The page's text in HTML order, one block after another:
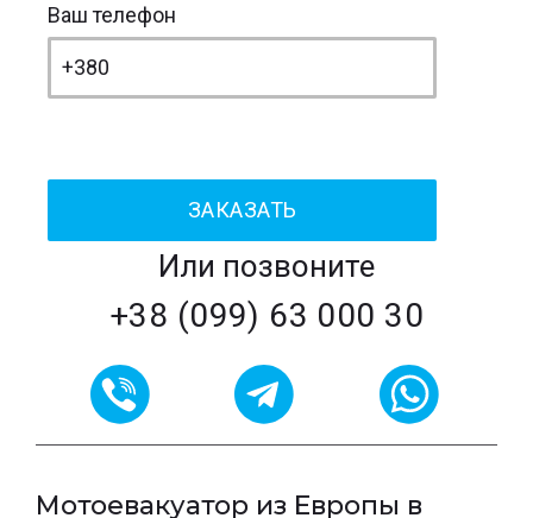
Ваш телефон
Или позвоните
+38 (099) 63 000 30
Мотоевакуатор из Европы в